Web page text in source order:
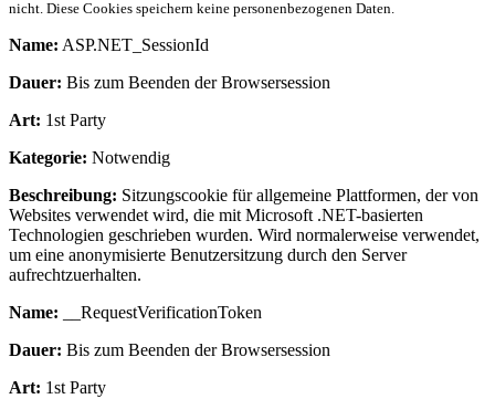
nicht. Diese Cookies speichern keine personenbezogenen Daten.
Name: ASP.NET_SessionId
Dauer: Bis zum Beenden der Browsersession
Art: 1st Party
Kategorie: Notwendig
Beschreibung: Sitzungscookie für allgemeine Plattformen, der von
Websites verwendet wird, die mit Microsoft .NET-basierten
Technologien geschrieben wurden. Wird normalerweise verwendet,
um eine anonymisierte Benutzersitzung durch den Server
aufrechtzuerhalten.
Name: __RequestVerificationToken
Dauer: Bis zum Beenden der Browsersession
Art: 1st Party